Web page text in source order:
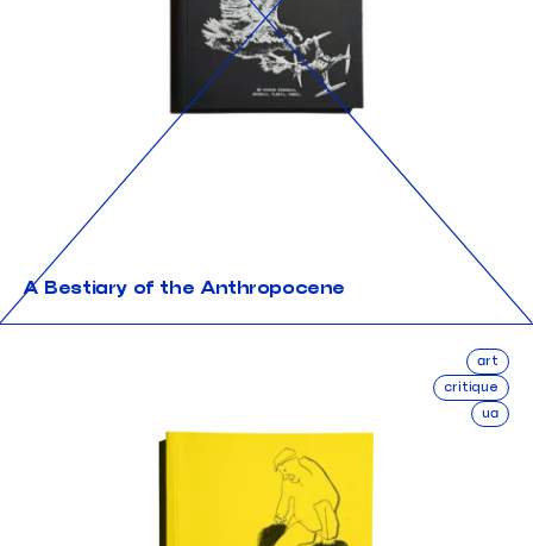
A Bestiary of the Anthropocene
art
critique
ua